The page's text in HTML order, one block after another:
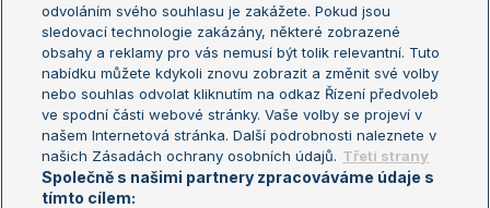
Turnaj mistrů
Turnaj mistryň
Aktualní trendy
Fotbalové přestupy
Livesport Daily
LS Prague Open
odvoláním svého souhlasu je zakážete. Pokud jsou
sledovací technologie zakázány, některé zobrazené
obsahy a reklamy pro vás nemusí být tolik relevantní. Tuto
nabídku můžete kdykoli znovu zobrazit a změnit své volby
nebo souhlas odvolat kliknutím na odkaz Řízení předvoleb
ve spodní části webové stránky. Vaše volby se projeví v
našem Internetová stránka. Další podrobnosti naleznete v
našich Zásadách ochrany osobních údajů. Třetí strany
Společně s našimi partnery zpracováváme údaje s
tímto cílem: